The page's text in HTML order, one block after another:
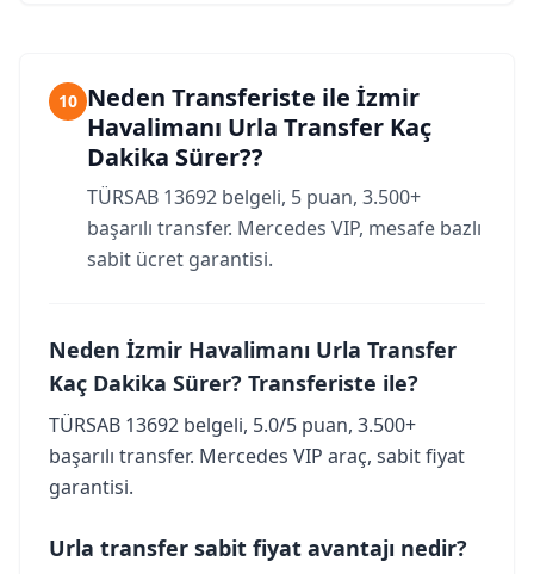
10 Neden Transferiste ile İzmir
Havalimanı Urla Transfer Kaç
Dakika Sürer??
TÜRSAB 13692 belgeli, 5 puan, 3.500+
başarılı transfer. Mercedes VIP, mesafe bazlı
sabit ücret garantisi.
Neden İzmir Havalimanı Urla Transfer
Kaç Dakika Sürer? Transferiste ile?
TÜRSAB 13692 belgeli, 5.0/5 puan, 3.500+
başarılı transfer. Mercedes VIP araç, sabit fiyat
garantisi.
Urla transfer sabit fiyat avantajı nedir?